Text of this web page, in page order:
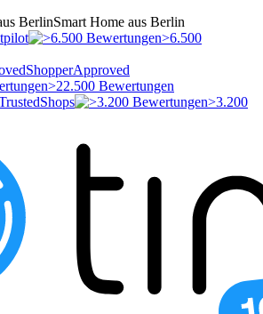
Smart Home aus Berlin
>6.500
ShopperApproved
>22.500 Bewertungen
>3.200